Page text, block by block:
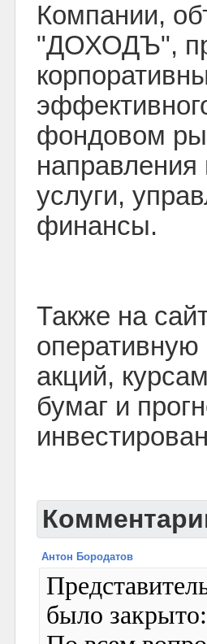
Компании,
"ДОХОДЪ",
фондовом
направления
услуги,
финансы.
Также на
акций,
бумаг и
Антон Бородатов
было